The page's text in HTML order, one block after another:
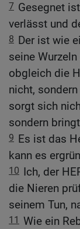
7 Gesegnet
verlässt und
8 Der ist wie
seine
obgleich die
nicht,
sorgt sich
sondern
9 Es ist das
kann es
10 Ich, der
die Nieren
seinem Tun,
11 Wie ein